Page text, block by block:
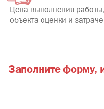
Цена выполнения
объекта оценки и
Заполните форму,